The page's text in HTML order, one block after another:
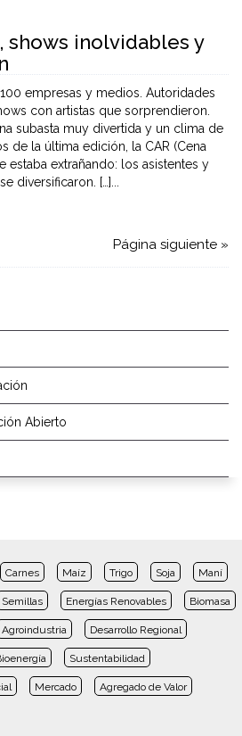
shows inolvidables y
empresas y medios. Autoridades
con artistas que sorprendieron.
subasta muy divertida y un clima de
de la última edición, la CAR (Cena
estaba extrañando: los asistentes y
diversificaron. […]...
Página siguiente »
Abierto
Carnes Maíz Trigo Soja Maní
Semillas Energías Renovables Biomasa
Agroindustria Desarrollo Regional
Sustentabilidad
Mercado Agregado de Valor